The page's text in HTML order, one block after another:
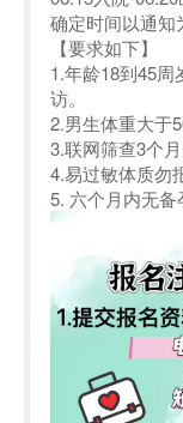
确定时间以通知
【要求如下】
1.年龄18到45
访。
2.男生体重大于
3.联网筛查3个
4.易过敏体质勿
5. 六个月内无备